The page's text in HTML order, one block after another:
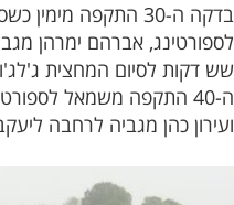
בדקה ה-30 התקפה
לספורטינג, אברהם ימרהן
שש דקות לסיום המחצית
ועירון כהן מגביה לרחבה